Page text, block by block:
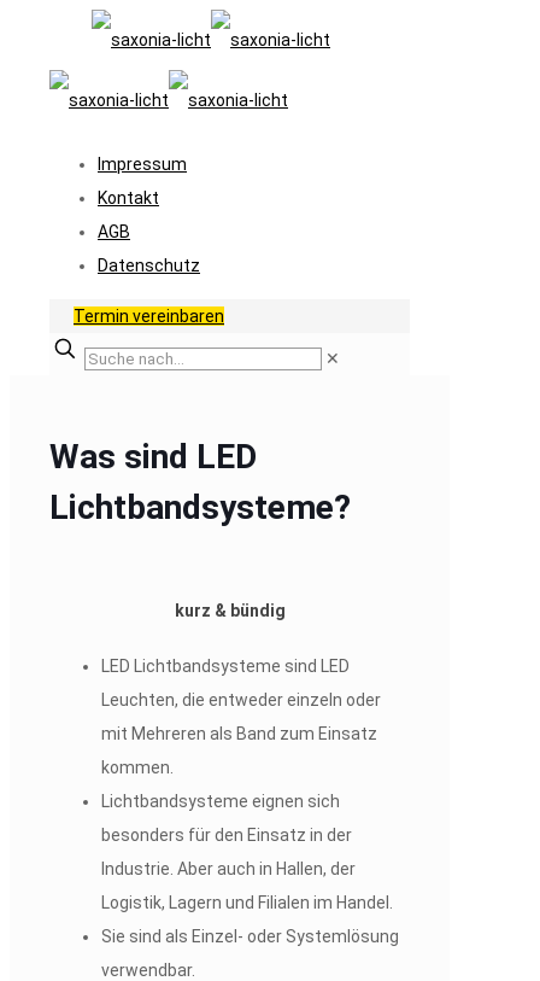
Impressum
Kontakt
AGB
Datenschutz
Termin vereinbaren
✕
Was sind LED
Lichtbandsysteme?
kurz & bündig
LED Lichtbandsysteme sind LED
Leuchten, die entweder einzeln oder
mit Mehreren als Band zum Einsatz
kommen.
Lichtbandsysteme eignen sich
besonders für den Einsatz in der
Industrie. Aber auch in Hallen, der
Logistik, Lagern und Filialen im Handel.
Sie sind als Einzel- oder Systemlösung
verwendbar.